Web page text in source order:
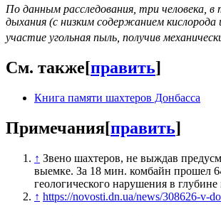
По данным расследования, три человека, в
дыхания (с низким содержанием
участие угольная пыль, получив
См. также[править]
Книга памяти шахтеров Донбасса
Примечания[править]
↑ Звено шахтеров, не выждав
выемке. За 18 мин. комбайн прошел
геологического нарушения в
↑ https://novosti.dn.ua/news/308626-v-